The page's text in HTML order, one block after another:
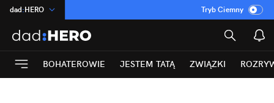
dad:HERO
:Temat
INN:Poland
ASZ:dziennik
Tryb Ciemny
BOHATEROWIE JESTEM TATĄ ZWIĄZKI